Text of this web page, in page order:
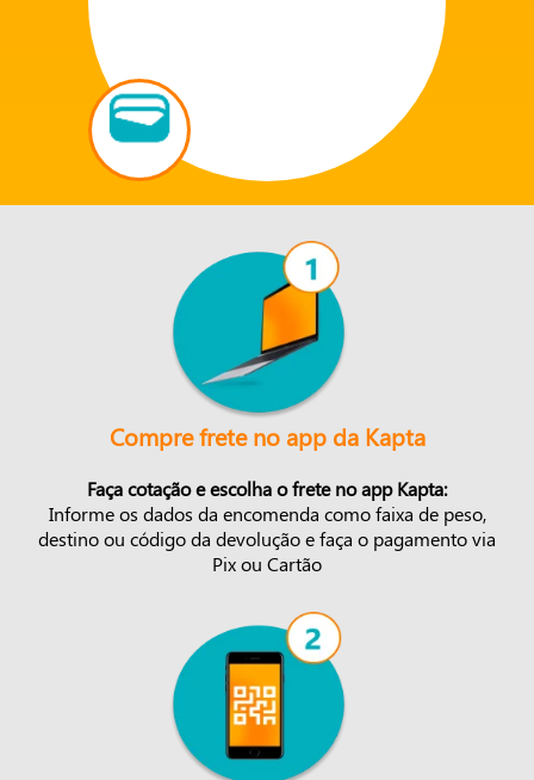
Compre frete no app da Kapta
Faça cotação e escolha o frete no app Kapta:
Informe os dados da encomenda como faixa de peso,
destino ou código da devolução e faça o pagamento via
Pix ou Cartão